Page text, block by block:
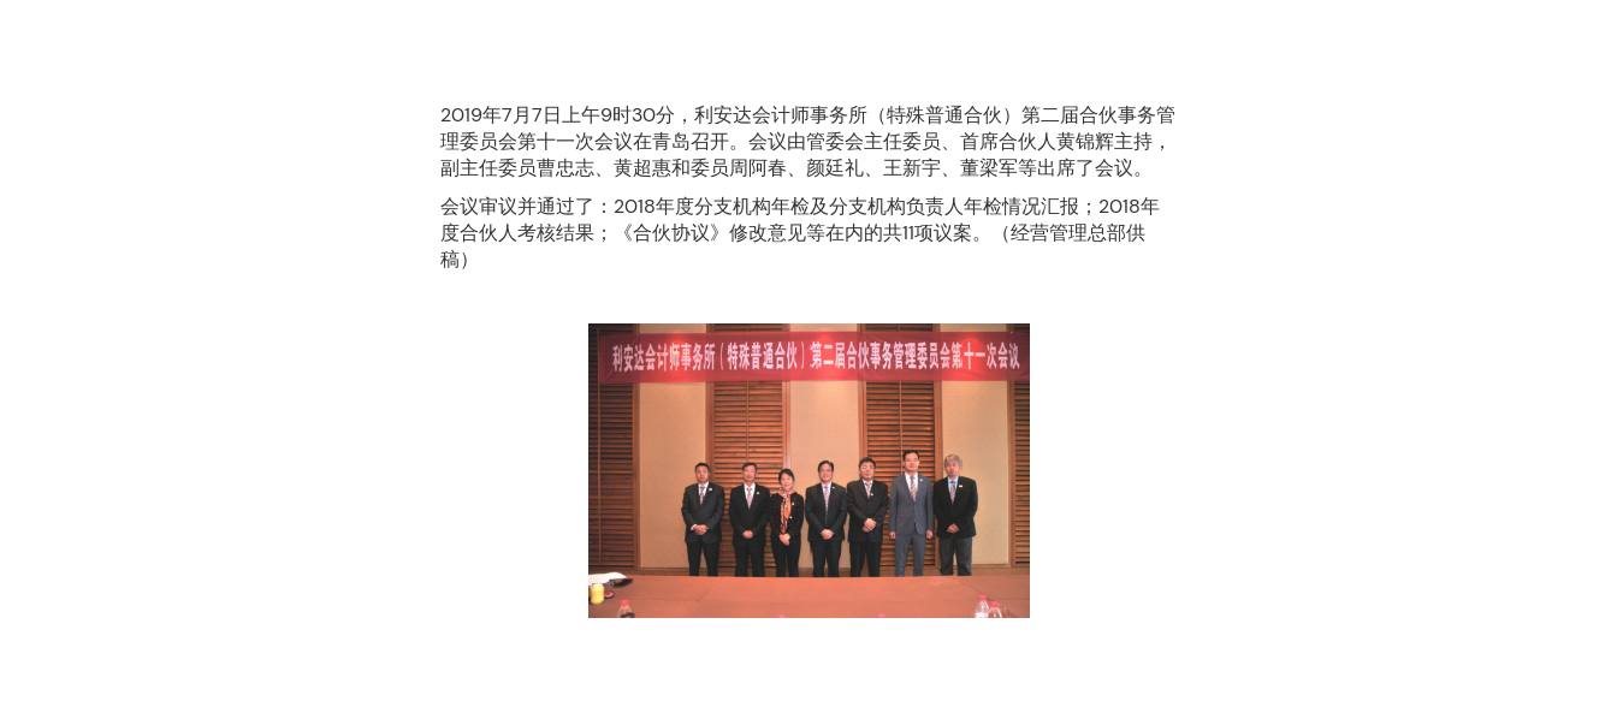
2019年7月7日上午9时30分，利安达会计师事务所（特殊普通合伙）第二届合伙事务管
理委员会第十一次会议在青岛召开。会议由管委会主任委员、首席合伙人黄锦辉主持，
副主任委员曹忠志、黄超惠和委员周阿春、颜廷礼、王新宇、董梁军等出席了会议。
会议审议并通过了：2018年度分支机构年检及分支机构负责人年检情况汇报；2018年
度合伙人考核结果；《合伙协议》修改意见等在内的共11项议案。（经营管理总部供
稿）